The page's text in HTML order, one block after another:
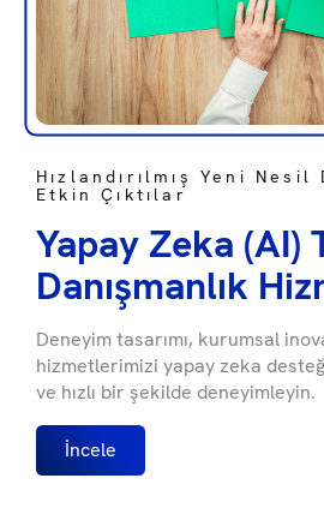
Hızlandırılmış Yeni Nesil
Etkin Çıktılar
Yapay Zeka (AI)
Danışmanlık
Deneyim tasarımı, kurumsal
hizmetlerimizi yapay zeka
ve hızlı bir şekilde deneyimleyin.
İncele